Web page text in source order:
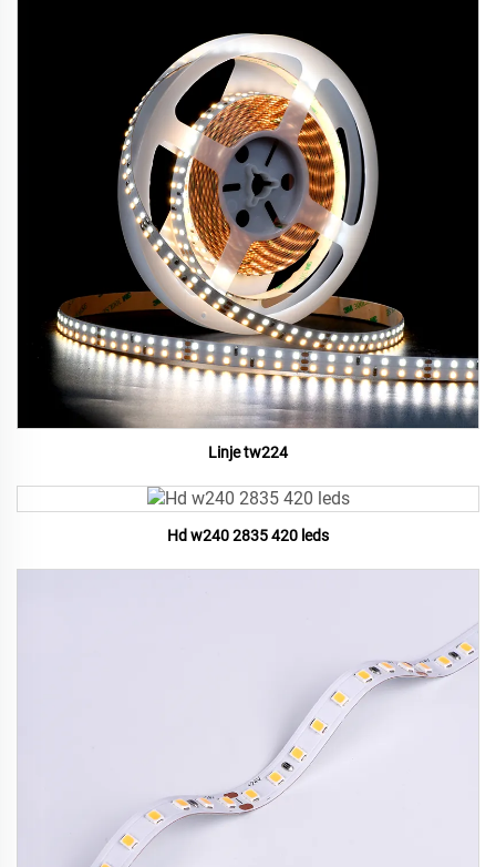
Linje tw224
Hd w240 2835 420 leds